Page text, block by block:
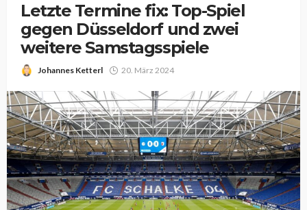
Letzte Termine fix: Top-Spiel
gegen Düsseldorf und zwei
weitere Samstagsspiele
Johannes Ketterl 20. März 2024